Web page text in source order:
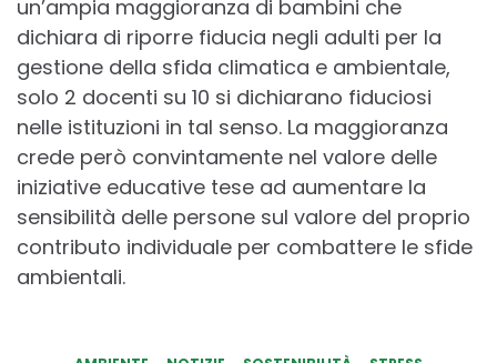
un’ampia maggioranza di bambini che
dichiara di riporre fiducia negli adulti per la
gestione della sfida climatica e ambientale,
solo 2 docenti su 10 si dichiarano fiduciosi
nelle istituzioni in tal senso. La maggioranza
crede però convintamente nel valore delle
iniziative educative tese ad aumentare la
sensibilità delle persone sul valore del proprio
contributo individuale per combattere le sfide
ambientali.